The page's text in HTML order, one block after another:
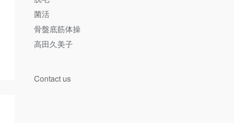
菌活
骨盤底筋体操
高田久美子
Contact us